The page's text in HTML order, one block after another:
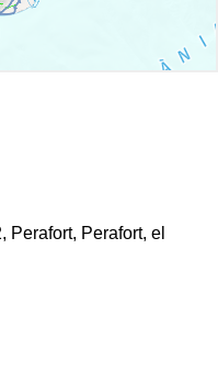
Perafort, Perafort, el